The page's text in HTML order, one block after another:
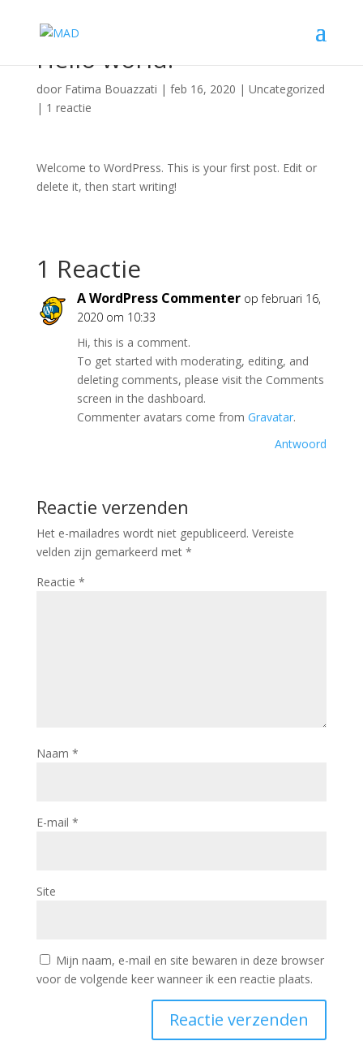
Hello world!
door Fatima Bouazzati | feb 16, 2020 | Uncategorized
| 1 reactie
Welcome to WordPress. This is your first post. Edit or
delete it, then start writing!
1 Reactie
A WordPress Commenter op februari 16,
2020 om 10:33
Hi, this is a comment.
To get started with moderating, editing, and
deleting comments, please visit the Comments
screen in the dashboard.
Commenter avatars come from Gravatar.
Antwoord
Reactie verzenden
Het e-mailadres wordt niet gepubliceerd. Vereiste
velden zijn gemarkeerd met *
Reactie *
Naam *
E-mail *
Site
Mijn naam, e-mail en site bewaren in deze browser
voor de volgende keer wanneer ik een reactie plaats.